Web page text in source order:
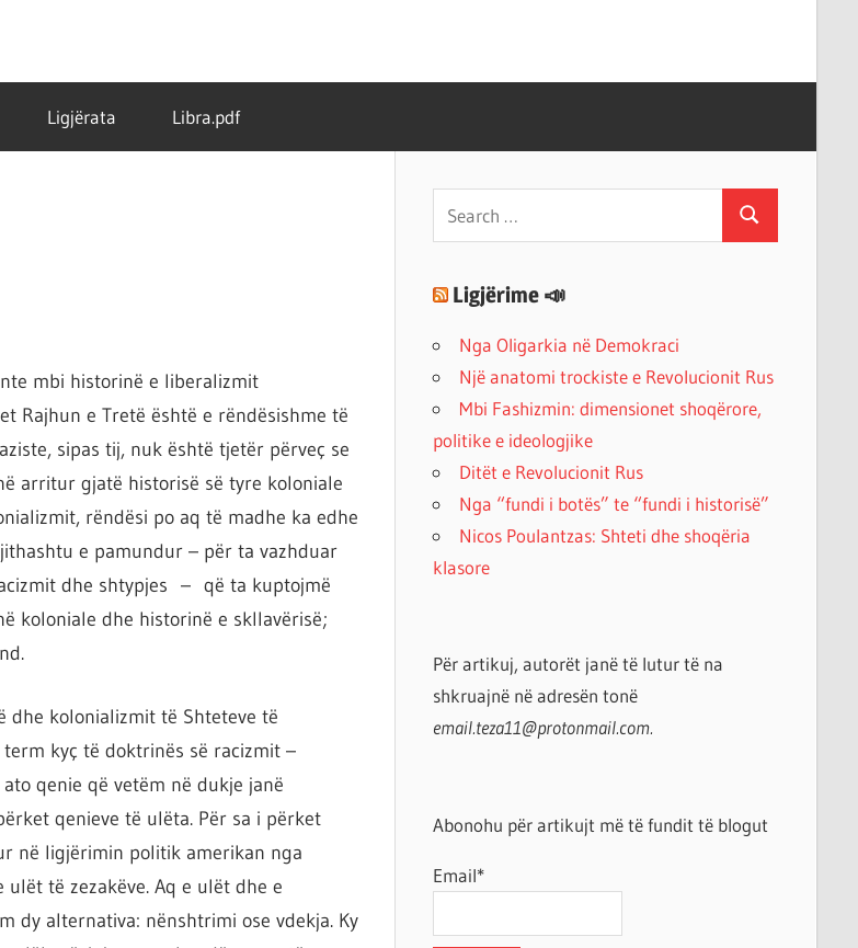
Ligjërata Libra.pdf
mbi historinë e liberalizmit
Rajhun e Tretë është e rëndësishme të
sipas tij, nuk është tjetër përveç se
arritur gjatë historisë së tyre koloniale
rëndësi po aq të madhe ka edhe
e pamundur – për ta vazhduar
dhe shtypjes – që ta kuptojmë
koloniale dhe historinë e skllavërisë;
dhe kolonializmit të Shteteve të
kyç të doktrinës së racizmit –
qenie që vetëm në dukje janë
qenieve të ulëta. Për sa i përket
në ligjërimin politik amerikan nga
të zezakëve. Aq e ulët dhe e
dy alternativa: nënshtrimi ose vdekja. Ky
Search
Ligjërime 📣
Nga Oligarkia në Demokraci
Një anatomi trockiste e Revolucionit Rus
Mbi Fashizmin: dimensionet shoqërore,
politike e ideologjike
Ditët e Revolucionit Rus
Nga “fundi i botës” te “fundi i historisë”
Nicos Poulantzas: Shteti dhe shoqëria
klasore
Për artikuj, autorët janë të lutur të na
shkruajnë në adresën tonë
email.teza11@protonmail.com.
Abonohu për artikujt më të fundit të blogut
Email*